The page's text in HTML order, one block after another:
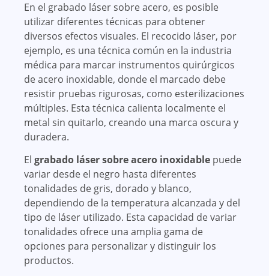
En el grabado láser sobre acero, es posible
utilizar diferentes técnicas para obtener
diversos efectos visuales. El recocido láser, por
ejemplo, es una técnica común en la industria
médica para marcar instrumentos quirúrgicos
de acero inoxidable, donde el marcado debe
resistir pruebas rigurosas, como esterilizaciones
múltiples. Esta técnica calienta localmente el
metal sin quitarlo, creando una marca oscura y
duradera.
El grabado láser sobre acero inoxidable puede
variar desde el negro hasta diferentes
tonalidades de gris, dorado y blanco,
dependiendo de la temperatura alcanzada y del
tipo de láser utilizado. Esta capacidad de variar
tonalidades ofrece una amplia gama de
opciones para personalizar y distinguir los
productos.